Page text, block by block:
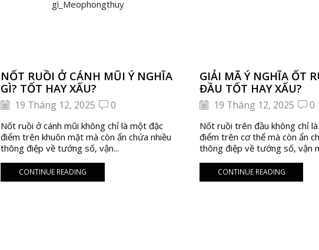
NỐT RUỒI Ở CÁNH MŨI Ý NGHĨA
GÌ? TỐT HAY XẤU?
19 Tháng 12, 2025 0
Nốt ruồi ở cánh mũi không chỉ là một đặc
điểm trên khuôn mặt mà còn ẩn chứa nhiều
thông điệp về tướng số, vận...
CONTINUE READING
GIẢI MÃ Ý NGHĨA ỐT
ĐẦU TỐT HAY XẤU?
19 Tháng 12, 2025 0
Nốt ruồi trên đầu không chỉ
điểm trên cơ thể mà còn ẩn
thông điệp về tướng số, vận
CONTINUE READING